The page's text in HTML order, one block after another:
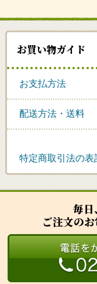
お買い物ガイド
お支払方法
配送方法・送料
特定商取引法の表
毎日
ご注文のお